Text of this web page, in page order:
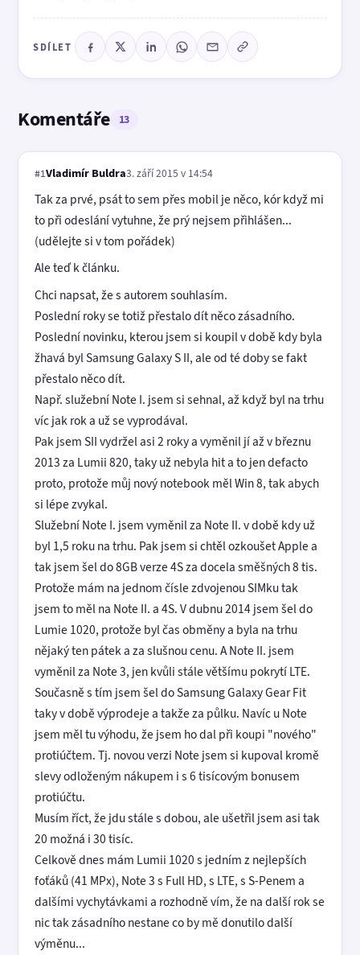
SDÍLET
Komentáře 13
#1Vladimír Buldra3. září 2015 v 14:54
Tak za prvé, psát to sem přes mobil je něco, kór když mi
to při odeslání vytuhne, že prý nejsem přihlášen...
(udělejte si v tom pořádek)
Ale teď k článku.
Chci napsat, že s autorem souhlasím.
Poslední roky se totiž přestalo dít něco zásadního.
Poslední novinku, kterou jsem si koupil v době kdy byla
žhavá byl Samsung Galaxy S II, ale od té doby se fakt
přestalo něco dít.
Např. služební Note I. jsem si sehnal, až když byl na trhu
víc jak rok a už se vyprodával.
Pak jsem SII vydržel asi 2 roky a vyměnil jí až v březnu
2013 za Lumii 820, taky už nebyla hit a to jen defacto
proto, protože můj nový notebook měl Win 8, tak abych
si lépe zvykal.
Služební Note I. jsem vyměnil za Note II. v době kdy už
byl 1,5 roku na trhu. Pak jsem si chtěl ozkoušet Apple a
tak jsem šel do 8GB verze 4S za docela směšných 8 tis.
Protože mám na jednom čísle zdvojenou SIMku tak
jsem to měl na Note II. a 4S. V dubnu 2014 jsem šel do
Lumie 1020, protože byl čas obměny a byla na trhu
nějaký ten pátek a za slušnou cenu. A Note II. jsem
vyměnil za Note 3, jen kvůli stále většímu pokrytí LTE.
Současně s tím jsem šel do Samsung Galaxy Gear Fit
taky v době výprodeje a takže za půlku. Navíc u Note
jsem měl tu výhodu, že jsem ho dal při koupi "nového"
protiúčtem. Tj. novou verzi Note jsem si kupoval kromě
slevy odloženým nákupem i s 6 tisícovým bonusem
protiúčtu.
Musím říct, že jdu stále s dobou, ale ušetřil jsem asi tak
20 možná i 30 tisíc.
Celkově dnes mám Lumii 1020 s jedním z nejlepších
foťáků (41 MPx), Note 3 s Full HD, s LTE, s S-Penem a
dalšími vychytávkami a rozhodně vím, že na další rok se
nic tak zásadního nestane co by mě donutilo další
výměnu...